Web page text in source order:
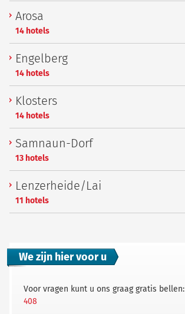
Arosa
14 hotels
Engelberg
14 hotels
Klosters
14 hotels
Samnaun-Dorf
13 hotels
Lenzerheide/Lai
11 hotels
We zijn hier voor u
Voor vragen kunt u ons graag gratis bellen:
408